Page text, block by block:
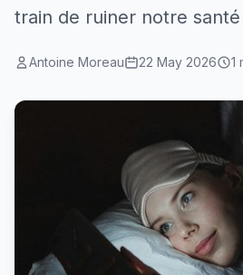
train de ruiner notre
Antoine Moreau 22 May 2026 1